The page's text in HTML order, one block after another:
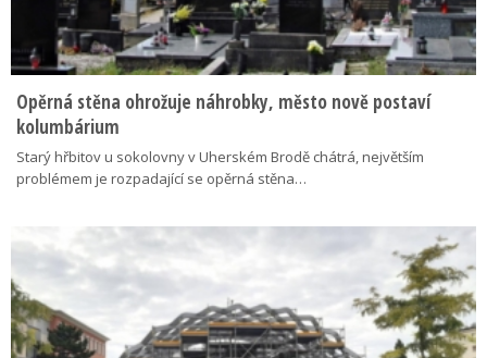
Opěrná stěna ohrožuje náhrobky, město nově postaví
kolumbárium
Starý hřbitov u sokolovny v Uherském Brodě chátrá, největším
problémem je rozpadající se opěrná stěna…